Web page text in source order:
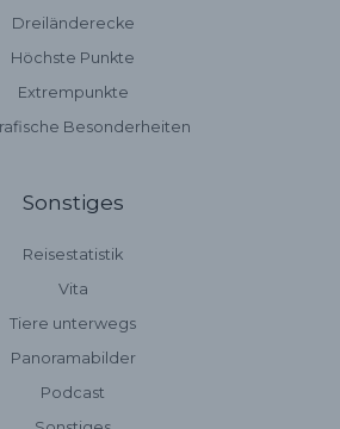
Dreiländerecke
Höchste Punkte
Extrempunkte
Besonderheiten
Sonstiges
Reisestatistik
Vita
Tiere unterwegs
Panoramabilder
Podcast